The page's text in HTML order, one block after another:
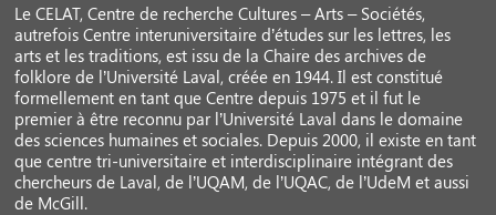
Le CELAT, Centre de recherche Cultures – Arts – Sociétés,
autrefois Centre interuniversitaire d’études sur les lettres, les
arts et les traditions, est issu de la Chaire des archives de
folklore de l’Université Laval, créée en 1944. Il est constitué
formellement en tant que Centre depuis 1975 et il fut le
premier à être reconnu par l’Université Laval dans le domaine
des sciences humaines et sociales. Depuis 2000, il existe en tant
que centre tri-universitaire et interdisciplinaire intégrant des
chercheurs de Laval, de l’UQAM, de l’UQAC, de l’UdeM et aussi
de McGill.